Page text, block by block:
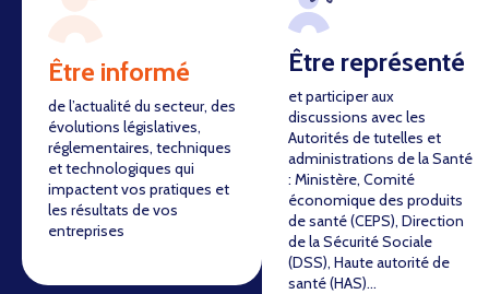
Être informé
de l’actualité du secteur, des
évolutions législatives,
réglementaires, techniques
et technologiques qui
impactent vos pratiques et
les résultats de vos
entreprises
Être représenté
et participer aux
discussions avec les
Autorités de tutelles et
administrations de la Santé
: Ministère, Comité
économique des produits
de santé (CEPS), Direction
de la Sécurité Sociale
(DSS), Haute autorité de
santé (HAS)…